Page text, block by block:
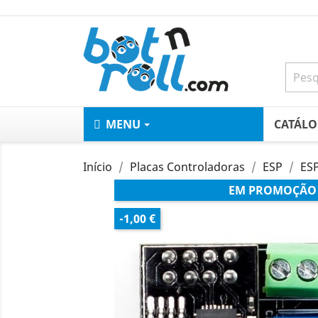
MENU
Início Placas Controladoras ESP
EM
-1,00 €